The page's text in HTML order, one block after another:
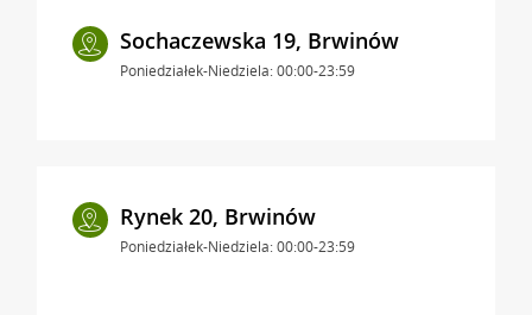
Sochaczewska 19, Brwinów
Poniedziałek-Niedziela: 00:00-23:59
Rynek 20, Brwinów
Poniedziałek-Niedziela: 00:00-23:59